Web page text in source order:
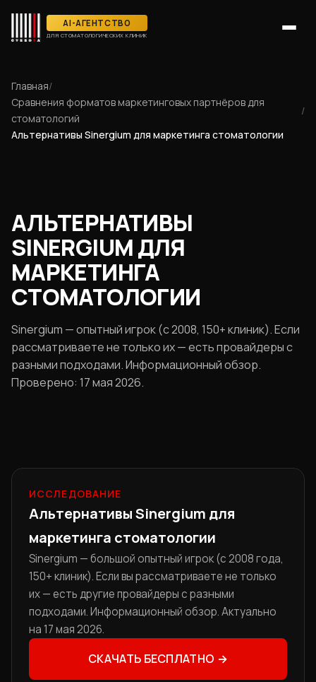
AI-АГЕНТСТВО
ДЛЯ СТОМАТОЛОГИЧЕСКИХ КЛИНИК
Главная/
Сравнения форматов маркетинговых партнёров для
стоматологий
/
Альтернативы Sinergium для маркетинга стоматологии
АЛЬТЕРНАТИВЫ
SINERGIUM ДЛЯ
МАРКЕТИНГА
СТОМАТОЛОГИИ
Sinergium — опытный игрок (с 2008, 150+ клиник). Если
рассматриваете не только их — есть провайдеры с
разными подходами. Информационный обзор.
Проверено: 17 мая 2026.
ИССЛЕДОВАНИЕ
Альтернативы Sinergium для
маркетинга стоматологии
Sinergium — большой опытный игрок (с 2008 года,
150+ клиник). Если вы рассматриваете не только
их — есть другие провайдеры с разными
подходами. Информационный обзор. Актуально
на 17 мая 2026.
СКАЧАТЬ БЕСПЛАТНО →